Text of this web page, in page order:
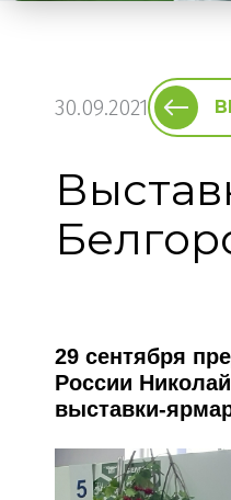
30.09.2021
29 сентября
России
выставки-